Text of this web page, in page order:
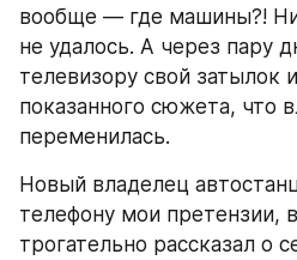
вообще — где машины?!
не удалось. А через пару
телевизору свой затылок
показанного сюжета, что
переменилась.
Новый владелец
телефону мои претензии,
трогательно рассказал о